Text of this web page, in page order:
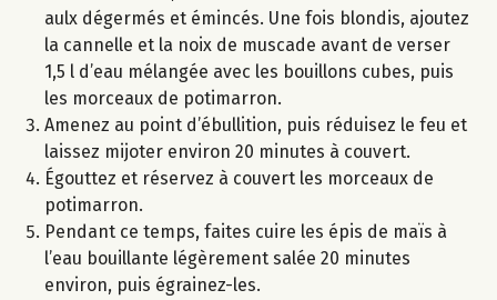
aulx dégermés et émincés. Une fois blondis, ajoutez
la cannelle et la noix de muscade avant de verser
1,5 l d’eau mélangée avec les bouillons cubes, puis
les morceaux de potimarron.
Amenez au point d’ébullition, puis réduisez le feu et
laissez mijoter environ 20 minutes à couvert.
Égouttez et réservez à couvert les morceaux de
potimarron.
Pendant ce temps, faites cuire les épis de maïs à
l’eau bouillante légèrement salée 20 minutes
environ, puis égrainez-les.